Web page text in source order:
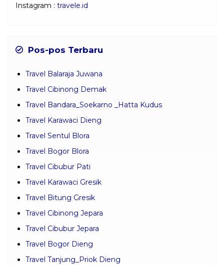
Instagram : travele.id
Pos-pos Terbaru
Travel Balaraja Juwana
Travel Cibinong Demak
Travel Bandara_Soekarno _Hatta Kudus
Travel Karawaci Dieng
Travel Sentul Blora
Travel Bogor Blora
Travel Cibubur Pati
Travel Karawaci Gresik
Travel Bitung Gresik
Travel Cibinong Jepara
Travel Cibubur Jepara
Travel Bogor Dieng
Travel Tanjung_Priok Dieng